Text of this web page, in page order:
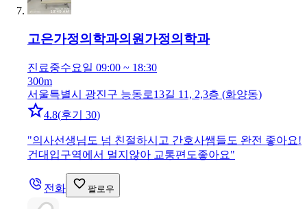
고은가정의학과의원 가정의학과
진료중수요일 09:00 ~ 18:30
300m
서울특별시 광진구 능동로13길 11, 2,3층 (화양동)
4.8(후기 30)
"의사선생님도 넘 친절하시고 간호사쌤들도 완전 좋아요!
건대입구역에서 멀지않아 교통편도좋아요"
전화 팔로우